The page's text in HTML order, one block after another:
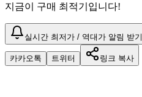
지금이 구매 최적기입니다!
실시간 최저가 / 역대가 알림 받기
카카오톡 트위터 링크 복사